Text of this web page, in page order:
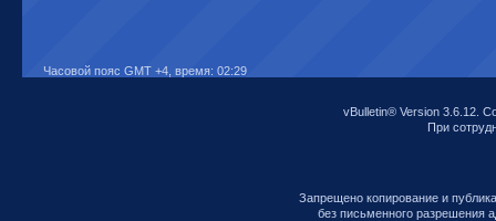
Часовой пояс GMT +4, время: 02:29
vBulletin® Version 3.6.12.
При
Запрещено копирование и
без письменного разрешения